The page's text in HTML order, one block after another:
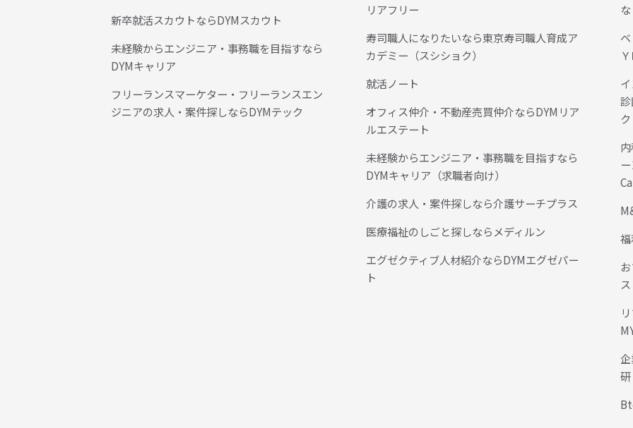
新卒就活スカウトならDYMスカウト
未経験からエンジニア・事務職を目指すなら
DYMキャリア
フリーランスマーケター・フリーランスエン
ジニアの求人・案件探しならDYMテック
リアフリー
寿司職人になりたいなら東京寿司職人育成ア
カデミー（スシショク）
就活ノート
オフィス仲介・不動産売買仲介ならDYMリア
ルエステート
未経験からエンジニア・事務職を目指すなら
DYMキャリア（求職者向け）
介護の求人・案件探しなら介護サーチプラス
医療福祉のしごと探しならメディルン
エグゼクティブ人材紹介ならDYMエグゼパー
ト
ク
ス